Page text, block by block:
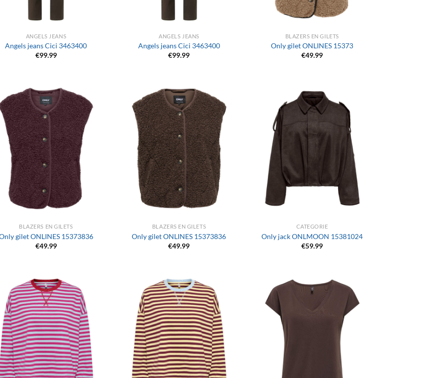
ANGELS JEANS
Angels jeans Cici 3463400
€99.99
ANGELS JEANS
Angels jeans Cici 3463400
€99.99
BLAZERS EN GILETS
Only gilet ONLINES 15373
€49.99
BLAZERS EN GILETS
gilet ONLINES 15373836
€49.99
BLAZERS EN GILETS
Only gilet ONLINES 15373836
€49.99
CATEGORIE
Only jack ONLMOON 15381024
€59.99